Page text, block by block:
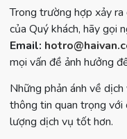
Trong trường hợp xảy
của Quý khách, hãy gọi
Email:
mọi vấn đề ảnh hưởng
Những phản ánh về
thông tin quan trọng với
lượng dịch vụ tốt hơn.